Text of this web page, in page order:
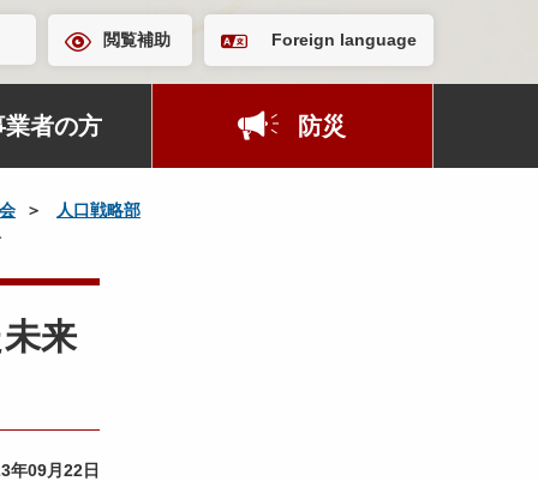
閲覧補助 Foreign language
業者の方 防災
人口戦略部
来
年09月22日